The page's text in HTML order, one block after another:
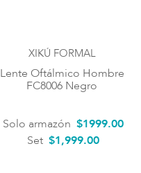
XIKÚ FORMAL
Lente Oftálmico Hombre
FC8006 Negro
Solo armazón $1999.00
Set $1,999.00